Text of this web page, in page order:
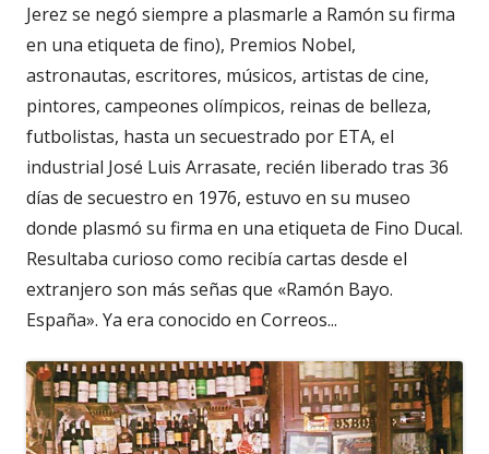
Jerez se negó siempre a plasmarle a Ramón su firma
en una etiqueta de fino), Premios Nobel,
astronautas, escritores, músicos, artistas de cine,
pintores, campeones olímpicos, reinas de belleza,
futbolistas, hasta un secuestrado por ETA, el
industrial José Luis Arrasate, recién liberado tras 36
días de secuestro en 1976, estuvo en su museo
donde plasmó su firma en una etiqueta de Fino Ducal.
Resultaba curioso como recibía cartas desde el
extranjero son más señas que «Ramón Bayo.
España». Ya era conocido en Correos...